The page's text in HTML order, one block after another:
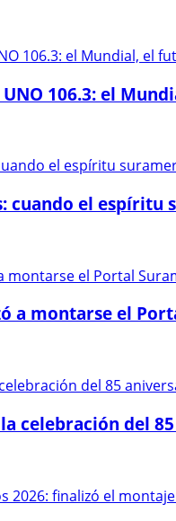
106.3: el
cuando el espíritu
a montarse el
celebración del